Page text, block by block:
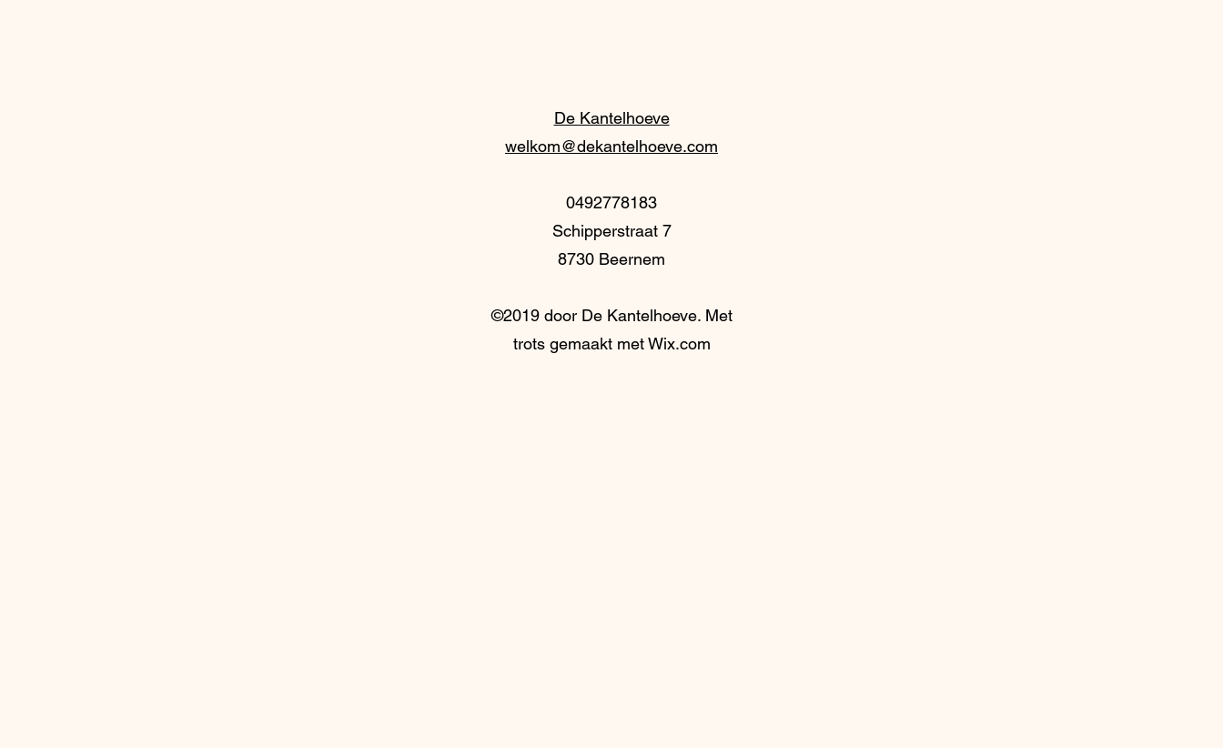
De Kantelhoeve
welkom@dekantelhoeve.com
0492778183
Schipperstraat 7
8730 Beernem
©2019 door De Kantelhoeve. Met
trots gemaakt met Wix.com